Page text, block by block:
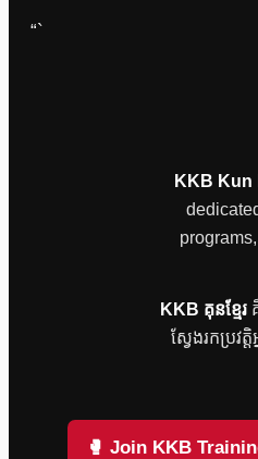
“`
KKB Kun
KKB គុនខ្មែរ
ស្វែងរកប្រវ
🥊 Join KKB